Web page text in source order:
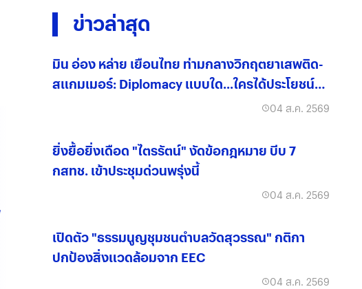
ข่าวล่าสุด
มิน อ่อง หล่าย เยือนไทย ท่ามกลางวิกฤตยาเสพติด-
สแกมเมอร์: Diplomacy แบบใด...ใครได้ประโยชน์
04 ส.ค. 2569
ยิ่งยื้อยิ่งเดือด "ไตรรัตน์" งัดข้อกฎหมาย บีบ 7
กสทช. เข้าประชุมด่วนพรุ่งนี้
04 ส.ค. 2569
เปิดตัว "ธรรมนูญชุมชนตำบลวัดสุวรรณ" กติกา
ปกป้องสิ่งแวดล้อมจาก EEC
04 ส.ค. 2569